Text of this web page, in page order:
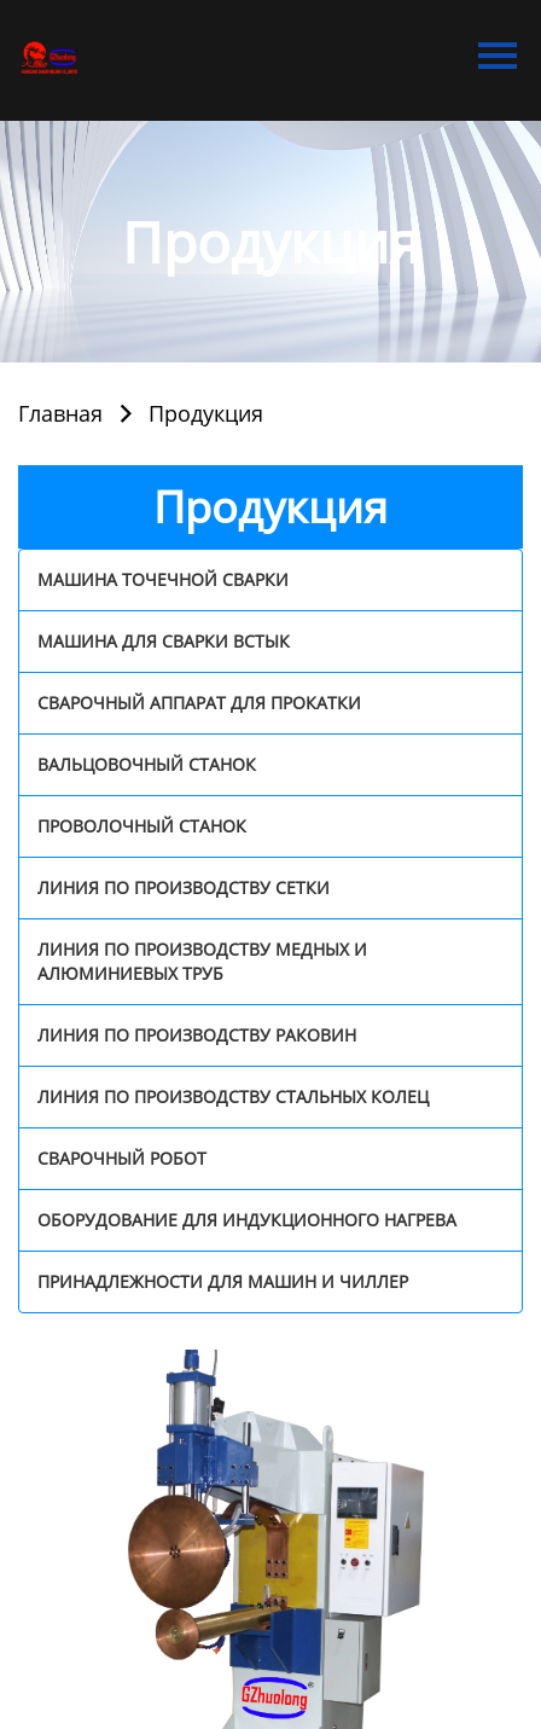
Bидео
Новости
О Hас Продукция
Главная  Продукция
Продукция
МАШИНА ТОЧЕЧНОЙ СВАРКИ
МАШИНА ДЛЯ СВАРКИ ВСТЫК
СВАРОЧНЫЙ АППАРАТ ДЛЯ ПРОКАТКИ
ВАЛЬЦОВОЧНЫЙ СТАНОК
ПРОВОЛОЧНЫЙ СТАНОК
ЛИНИЯ ПО ПРОИЗВОДСТВУ СЕТКИ
ЛИНИЯ ПО ПРОИЗВОДСТВУ МЕДНЫХ И
АЛЮМИНИЕВЫХ ТРУБ
ЛИНИЯ ПО ПРОИЗВОДСТВУ РАКОВИН
ЛИНИЯ ПО ПРОИЗВОДСТВУ СТАЛЬНЫХ КОЛЕЦ
СВАРОЧНЫЙ РОБОТ
ОБОРУДОВАНИЕ ДЛЯ ИНДУКЦИОННОГО НАГРЕВА
ПРИНАДЛЕЖНОСТИ ДЛЯ МАШИН И ЧИЛЛЕР